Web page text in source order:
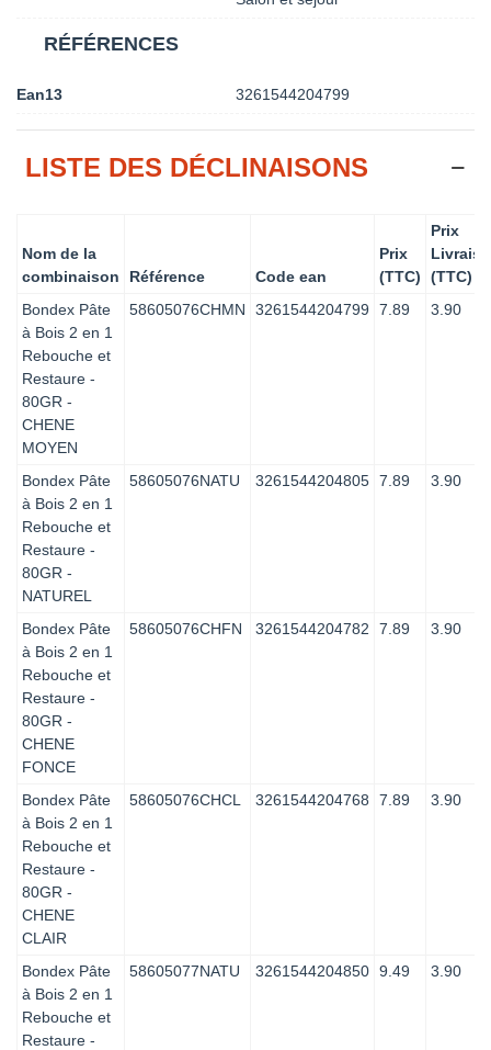
RÉFÉRENCES
Ean13 3261544204799
LISTE DES DÉCLINAISONS
Nom de la
combinaison
Référence Code ean
Prix
(TTC)
Prix
(TTC)
Bondex Pâte
à Bois 2 en 1
Rebouche et
Restaure -
80GR -
CHENE
MOYEN
58605076CHMN 3261544204799 7.89 3.90
Bondex Pâte
à Bois 2 en 1
Rebouche et
Restaure -
80GR -
NATUREL
58605076NATU 3261544204805 7.89 3.90
Bondex Pâte
à Bois 2 en 1
Rebouche et
Restaure -
80GR -
CHENE
FONCE
58605076CHFN 3261544204782 7.89 3.90
Bondex Pâte
à Bois 2 en 1
Rebouche et
Restaure -
80GR -
CHENE
CLAIR
58605076CHCL 3261544204768 7.89 3.90
Bondex Pâte
à Bois 2 en 1
Rebouche et
Restaure -
58605077NATU 3261544204850 9.49 3.90